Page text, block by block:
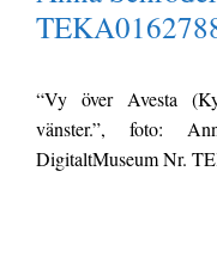
“Vy över Avesta
vänster.”, foto:
DigitaltMuseum Nr.